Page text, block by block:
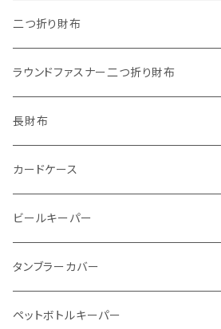
"うちの子"ペットキーホルダー
ワンタッチコインケース ブッテーロ
ワンタッチコインケース 国産革
ファスナーコインケース
"Jack"マイクロウォレット(三つ折り式)
"Ripper"マイクロウォレット(三つ折り式)
二つ折り財布
"Basic"アートウォレット
番外編Basicアートウォレット (インポート革版)
スキニーウォレット
ストーンウォレット
メタルウォレット
インビジブルウォレット
イントレチャート 編み込みアートウォレット
ラウンドファスナー二つ折り財布
長財布
折り財布
L字ファスナー
柔らか革財布
イントレチャート
カードケース
ビールキーパー
タンブラーカバー
ペットボトルキーパー